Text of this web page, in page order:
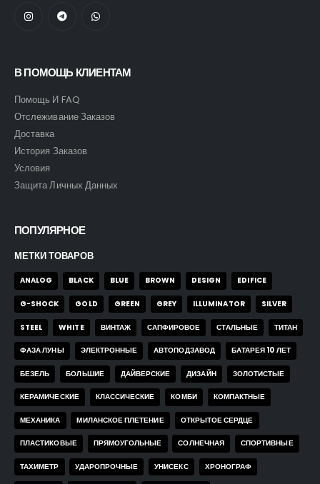
В ПОМОЩЬ КЛИЕНТАМ
Помощь И FAQ
Отслеживание Заказов
Доставка
История Заказов
Условия
Защита Личных Данных
ПОПУЛЯРНОЕ
МЕТКИ ТОВАРОВ
ANALOG BLACK BLUE BROWN DESIGN EDIFICE
G-SHOCK GOLD GREEN GREY ILLUMINATOR SILVER
STEEL WHITE ВИНТАЖ САПФИРОВОЕ СТАЛЬНЫЕ ТИТАН
ФАЗА ЛУНЫ ЭЛЕКТРОННЫЕ АВТОПОДЗАВОД БАТАРЕЯ 10 ЛЕТ
БЕЗЕЛЬ БОЛЬШИЕ ДАЙВЕРСКИЕ ДИЗАЙН ЗОЛОТИСТЫЕ
КЕРАМИЧЕСКИЕ КЛАССИЧЕСКИЕ КОМБИ КОМПАКТНЫЕ
МЕХАНИКА МИЛАНСКОЕ ПЛЕТЕНИЕ ОТКРЫТОЕ СЕРДЦЕ
ПЛАСТИКОВЫЕ ПРЯМОУГОЛЬНЫЕ СОЛНЕЧНАЯ СПОРТИВНЫЕ
ТАХИМЕТР УДАРОПРОЧНЫЕ УНИСЕКС ХРОНОГРАФ